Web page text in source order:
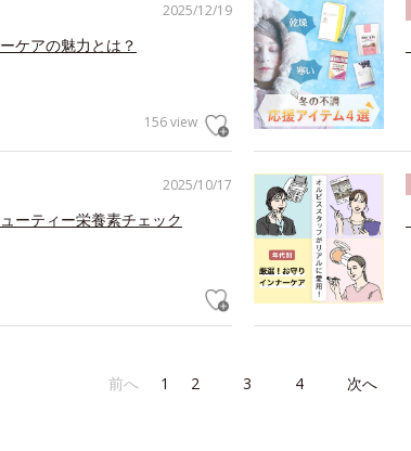
2025/12/19
ケアの魅力とは？
156 view
2025/10/17
ーティー栄養素チェック
前へ 1 2 3 4 次へ